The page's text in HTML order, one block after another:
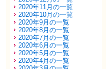
2020年11月の一覧
2020年10月の一覧
2020年9月の一覧
2020年8月の一覧
2020年7月の一覧
2020年6月の一覧
2020年5月の一覧
2020年4月の一覧